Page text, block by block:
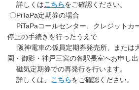
詳しくはこちらをご確認ください。
〇PiTaPa定期券の場合
PiTaPaコールセンター、クレジットカ
停止の手続きを行ったうえで
阪神電車の係員定期券発売所、または
園・御影・神戸三宮の各駅長室へお申し出
磁気定期券での再発行を行います。
詳しくは、 こちらをご確認ください。